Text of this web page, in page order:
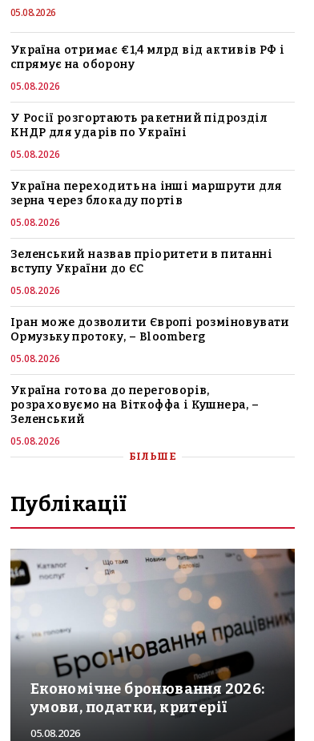
05.08.2026
Україна отримає €1,4 млрд від активів РФ і
спрямує на оборону
05.08.2026
У Росії розгортають ракетний підрозділ
КНДР для ударів по Україні
05.08.2026
Україна переходить на інші маршрути для
зерна через блокаду портів
05.08.2026
Зеленський назвав пріоритети в питанні
вступу України до ЄС
05.08.2026
Іран може дозволити Європі розміновувати
Ормузьку протоку, – Bloomberg
05.08.2026
Україна готова до переговорів,
розраховуємо на Віткоффа і Кушнера, –
Зеленський
05.08.2026
БІЛЬШЕ
Публікації
Економічне бронювання 2026:
умови, податки, критерії
05.08.2026